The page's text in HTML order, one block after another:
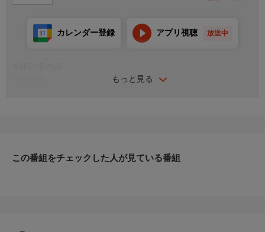
もっと見る
カレンダー登録 アプリ視聴 放送中
なく、テキサス州を走り抜けるという挑戦に挑む。トイレや給油
この番組をチェックした人が見ている番組